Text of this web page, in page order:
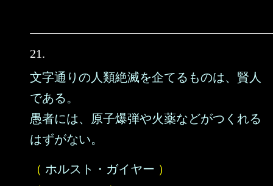
21.
文字通りの人類絶滅を企てるものは、賢人
である。
愚者には、原子爆弾や火薬などがつくれる
はずがない。
（ ホルスト・ガイヤー ）